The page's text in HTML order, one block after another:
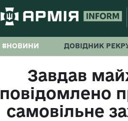
#НОВИНИ ДОВІДНИК
Завдав
повідомлено
самовільне